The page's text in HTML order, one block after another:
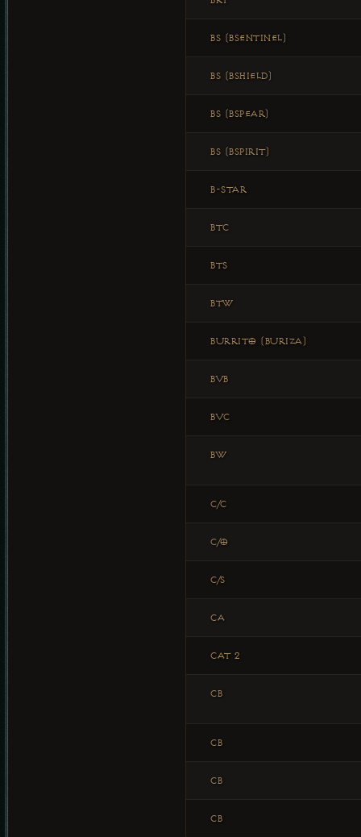
BS (BSENTINEL)
BS (BSHIELD)
BS (BSPEAR)
BS (BSPIRIT)
B-STAR
BTC
BTS
BTW
BURRITO (BURIZA)
BVB
BVC
BW
C/C
C/O
C/S
CA
CAT 2
CB
CB
CB
CB